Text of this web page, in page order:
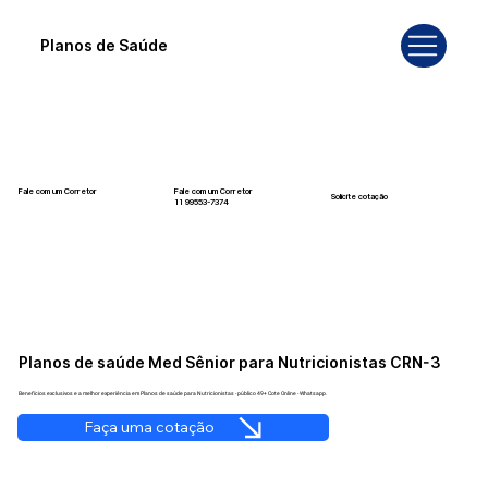
Planos de Saúde
Fale com um Corretor
Fale com um Corretor
11 99553-7374
Solicite cotação
Planos de saúde Med Sênior para Nutricionistas CRN-3
Benefícios exclusivos e a melhor experiência em Planos de saúde para Nutricionistas - público 49+ Cote Online - Whatsapp.
Faça uma cotação